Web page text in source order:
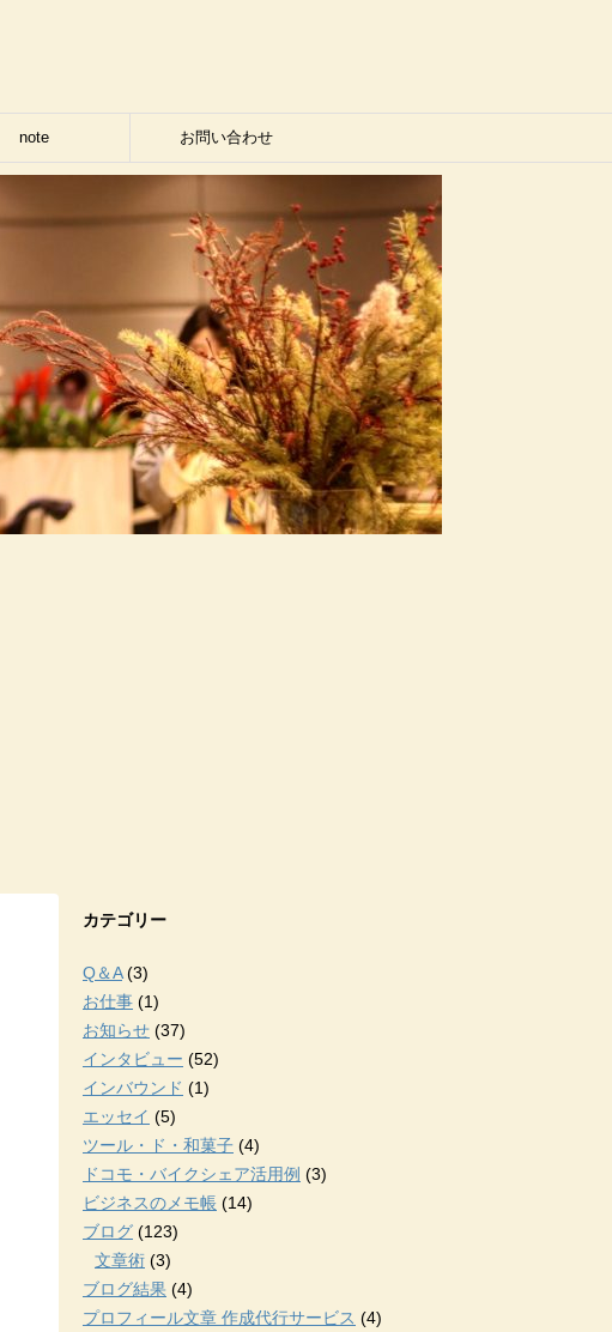
note お問い合わせ
カテゴリー
Q＆A(3)
お仕事 (1)
お知らせ (37)
インタビュー (52)
インバウンド (1)
エッセイ (5)
ツール・ド・和菓子 (4)
ドコモ・バイクシェア活用例 (3)
ビジネスのメモ帳 (14)
ブログ (123)
文章術 (3)
ブログ結果 (4)
プロフィール文章 作成代行サービス (4)